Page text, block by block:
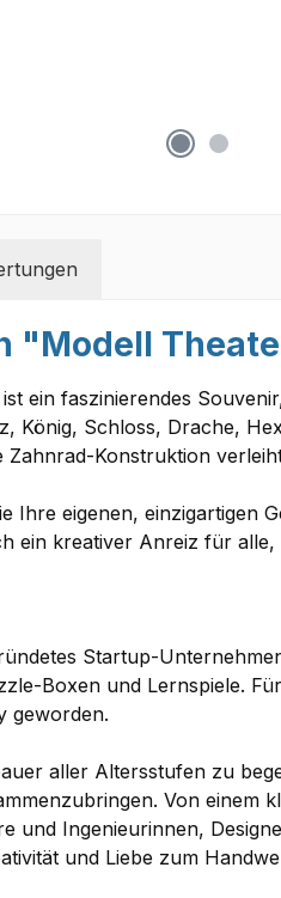
"Modell
ein faszinierendes
König, Schloss, Drache,
Zahnrad-Konstruktion
Ihre eigenen,
ein kreativer Anreiz für
Startup-
Boxen und Lernspiele.
geworden.
aller Altersstufen zu
Von einem
und Ingenieurinnen,
und Liebe zum